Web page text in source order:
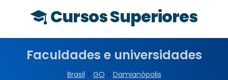
Cursos Superiores
Faculdades e universidades
Brasil > GO > Damianópolis